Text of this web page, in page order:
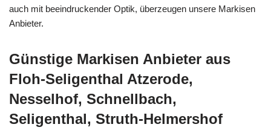
auch mit beeindruckender Optik, überzeugen unsere Markisen
Anbieter.
Günstige Markisen Anbieter aus
Floh-Seligenthal Atzerode,
Nesselhof, Schnellbach,
Seligenthal, Struth-Helmershof